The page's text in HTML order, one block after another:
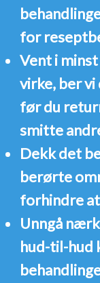
for
Vent i
virke, ber
før du
smitte
Dekk det
berørte
forhindre
Unngå
hud-til-hud